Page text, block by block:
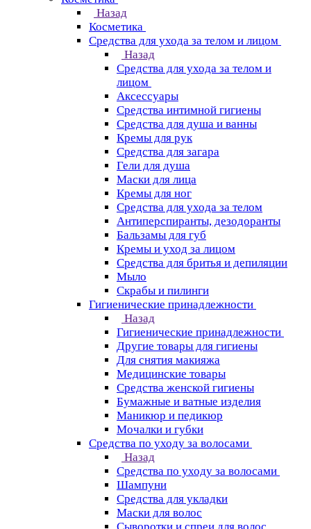
Назад
Косметика
Средства для ухода за телом и лицом
Назад
Средства для ухода за телом и
лицом
Аксессуары
Средства интимной гигиены
Средства для душа и ванны
Кремы для рук
Средства для загара
Гели для душа
Маски для лица
Кремы для ног
Средства для ухода за телом
Антиперспиранты, дезодоранты
Бальзамы для губ
Кремы и уход за лицом
Средства для бритья и депиляции
Мыло
Скрабы и пилинги
Гигиенические принадлежности
Назад
Гигиенические принадлежности
Другие товары для гигиены
Для снятия макияжа
Медицинские товары
Средства женской гигиены
Бумажные и ватные изделия
Маникюр и педикюр
Мочалки и губки
Средства по уходу за волосами
Назад
Средства по уходу за волосами
Шампуни
Средства для укладки
Маски для волос